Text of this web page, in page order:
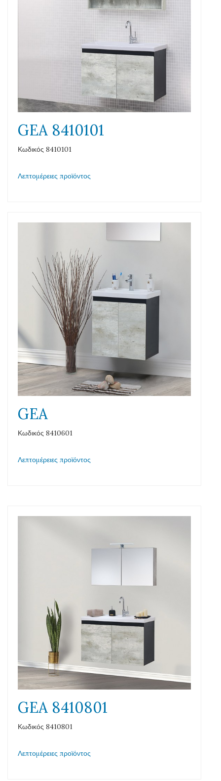
GEA 8410101
Κωδικός 8410101
Λεπτομέρειες προϊόντος
GEA
Κωδικός 8410601
Λεπτομέρειες προϊόντος
GEA 8410801
Κωδικός 8410801
Λεπτομέρειες προϊόντος